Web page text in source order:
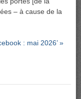
– à cause de la
: mai 2026’ »